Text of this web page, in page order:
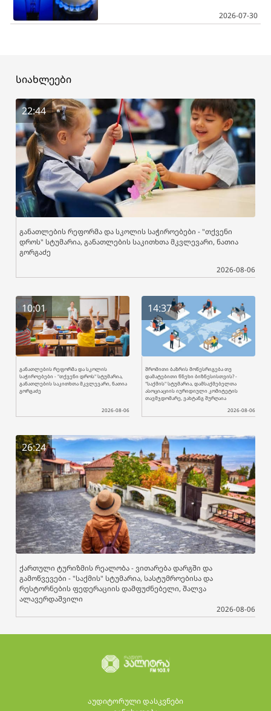
2026-07-30
სიახლეები
22:44
განათლების რეფორმა და სკოლის საჭიროებები - "თქვენი
დროს" სტუმარია, განათლების საკითხთა მკვლევარი, ნათია
გორგაძე
2026-08-06
10:01
განათლების რეფორმა და სკოლის
საჭიროებები - "თქვენი დროს" სტუმარია,
განათლების საკითხთა მკვლევარი, ნათია
გორგაძე
2026-08-06
14:37
შრომითი ბაზრის მოწესრიგება თუ
დამატებითი წნეხი ბიზნესისთვის? -
"საქმის" სტუმარია, დამსაქმებელთა
ასოციაციის იურიდიული კომიტეტის
თავმჯდომარე, ვახტანგ შურღაია
2026-08-06
26:24
ქართული ტურიზმის რეალობა - ვითარება დარგში და
გამოწვევები - "საქმის" სტუმარია, სასტუმროებისა და
რესტორნების ფედერაციის დამფუძნებელი, შალვა
ალავერდაშვილი
2026-08-06
აუდიტორული დასკვნები